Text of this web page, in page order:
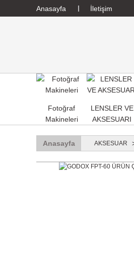
Anasayfa İletişim
Fotoğraf
Makineleri
LENSLER VE
AKSESUARI
Anasayfa AKSESUAR